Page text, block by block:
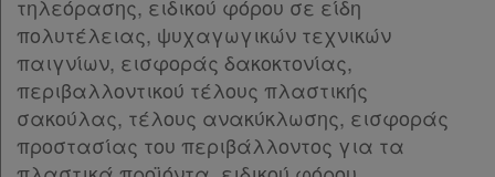
τηλεόρασης, ειδικού φόρου σε είδη
πολυτέλειας, ψυχαγωγικών τεχνικών
παιγνίων, εισφοράς δακοκτονίας,
περιβαλλοντικού τέλους πλαστικής
σακούλας, τέλους ανακύκλωσης, εισφοράς
προστασίας του περιβάλλοντος για τα